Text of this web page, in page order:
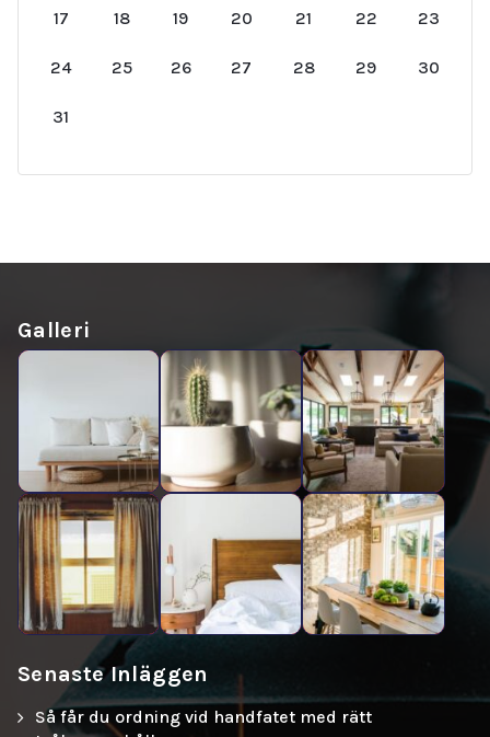
17 18 19 20 21 22 23
24 25 26 27 28 29 30
31
Galleri
Senaste Inläggen
Så får du ordning vid handfatet med rätt